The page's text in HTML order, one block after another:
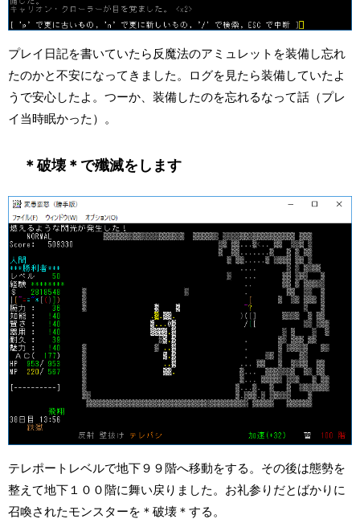
プレイ日記を書いていたら反魔法のアミュレットを装備し忘れ
たのかと不安になってきました。ログを見たら装備していたよ
うで安心したよ。つーか、装備したのを忘れるなって話（プレ
イ当時眠かった）。
＊破壊＊で殲滅をします
テレポートレベルで地下９９階へ移動をする。その後は態勢を
整えて地下１００階に舞い戻りました。お礼参りだとばかりに
召喚されたモンスターを＊破壊＊する。